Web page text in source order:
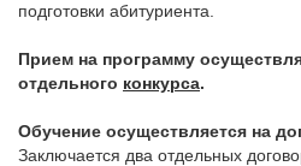
подготовки абитуриента.
Прием на программу
отдельного конкурса.
Обучение осуществляется на
Заключается два отдельных